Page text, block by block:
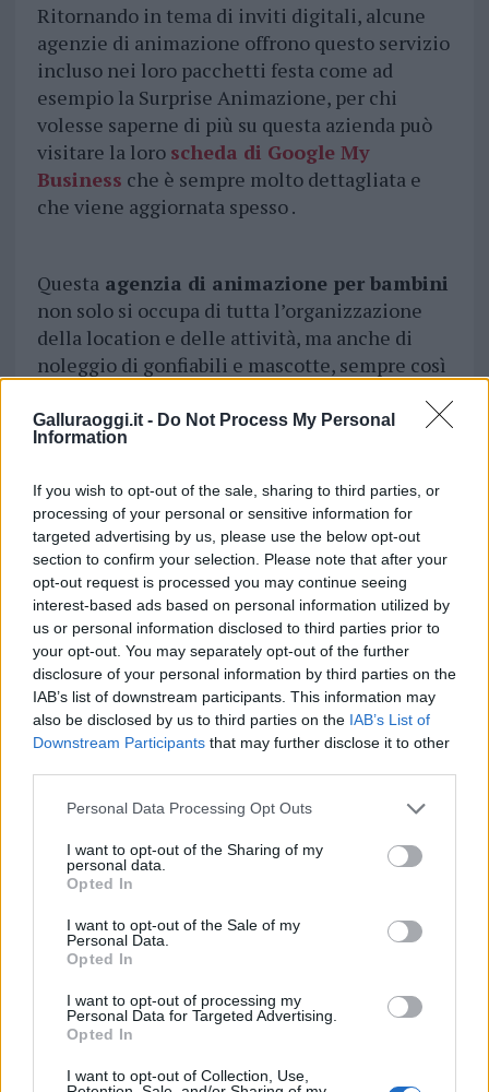
Galluraoggi.it - Do Not Process My Personal
Information
If you wish to opt-out of the sale, sharing to third parties, or
processing of your personal or sensitive information for
targeted advertising by us, please use the below opt-out
section to confirm your selection. Please note that after your
opt-out request is processed you may continue seeing
interest-based ads based on personal information utilized by
us or personal information disclosed to third parties prior to
your opt-out. You may separately opt-out of the further
disclosure of your personal information by third parties on the
IAB’s list of downstream participants. This information may
also be disclosed by us to third parties on the IAB’s List of
Downstream Participants that may further disclose it to other
Please note that this website/app uses one or more Google
not limited to your visit or usage behaviour. You may click to
grant or deny consent to Google and its third-party tags to
use your data for below specified purposes in below Google
consent section.
Personal Data Processing Opt Outs
I want to opt-out of the Sharing of my
personal data.
Opted In
I want to opt-out of the Sale of my
Personal Data.
Opted In
I want to opt-out of processing my
Personal Data for Targeted Advertising.
Opted In
I want to opt-out of Collection, Use,
Ritornando in tema di inviti digitali, alcune
agenzie di animazione offrono questo servizio
incluso nei loro pacchetti festa come ad
esempio la Surprise Animazione, per chi
volesse saperne di più su questa azienda può
visitare la loro scheda di Google My
Business che è sempre molto dettagliata e
che viene aggiornata spesso .
Questa agenzia di animazione per bambini
non solo si occupa di tutta l’organizzazione
della location e delle attività, ma anche di
noleggio di gonfiabili e mascotte, sempre così
fare delle foto memorabili! Se cercherete il
loro sito internet, troverete un sacco d
loro compleanno l’esperienza più magica di
tutto l’anno.
Per la gioia dei nostri bambini vogliamo
sempreaffidarci ai migliori e con tanti
anni di esperienza, questa agenzia
garantisce un’animazione competente e
divertente, per ogni tipologia di festa.
Non lasciarti sfuggire l’occasione di rendere
unico il compleanno dei tuoi figli, l’infanzia è
un pizzico di magia sarà bellissimo!